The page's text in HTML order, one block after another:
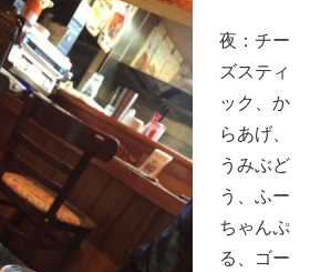
夜：チー
ズスティ
ック、か
らあげ、
うみぶど
う、ふー
ちゃんぷ
る、ゴー